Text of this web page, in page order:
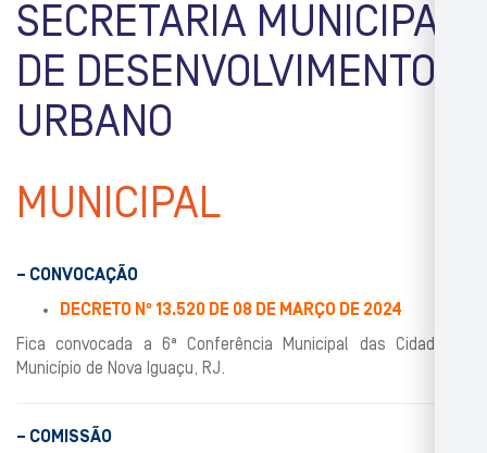
SECRETARIA MUNICIPAL
DE DESENVOLVIMENTO
URBANO
MUNICIPAL
– CONVOCAÇÃO
DECRETO Nº 13.520 DE 08 DE MARÇO DE 2024
Fica convocada a 6ª Conferência Municipal das Cidades –
Município de Nova Iguaçu, RJ.
– COMISSÃO